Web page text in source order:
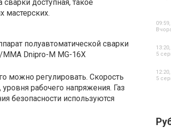
доступная, такое
мастерских.
можно регулировать. Скорость
рабочего напряжения. Газ
безопасности используются
09:59,
13:20,
5
12:20,
5